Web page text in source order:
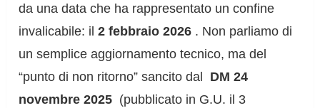
da una data che ha rappresentato un confine
invalicabile: il2 febbraio 2026 . Non parliamo di
un semplice aggiornamento tecnico, ma del
“punto di non ritorno” sancito dal DM 24
novembre 2025 (pubblicato in G.U. il 3